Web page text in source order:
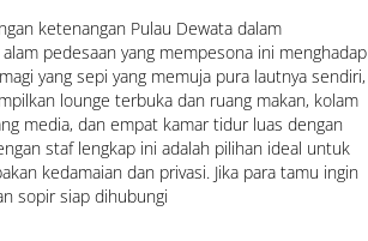
ketenangan Pulau Dewata dalam
pedesaan yang mempesona ini menghadap
yang sepi yang memuja pura lautnya sendiri,
lounge terbuka dan ruang makan, kolam
media, dan empat kamar tidur luas dengan
staf lengkap ini adalah pilihan ideal untuk
kedamaian dan privasi. Jika para tamu ingin
sopir siap dihubungi